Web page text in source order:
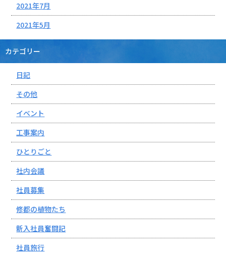
2021年7月
2021年5月
カテゴリー
日記
その他
イベント
工事案内
ひとりごと
社内会議
社員募集
修都の植物たち
新入社員奮闘記
社員旅行